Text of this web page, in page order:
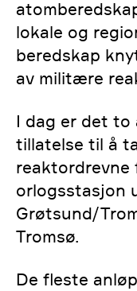
lokale og
beredskap
av militære
I dag er det to
tillatelse til å
reaktordrevne
orlogsstasjon
Grøtsund/
Tromsø.
De fleste